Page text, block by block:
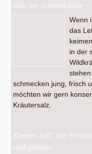
Aus der Gartenküche
Wenn
das
in der
schmecken jung, frisch
möchten wir gern
Kräutersalz.
Kleines ABC der
und gelieren